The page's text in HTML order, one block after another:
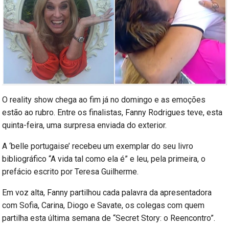
O reality show chega ao fim já no domingo e as emoções
estão ao rubro. Entre os finalistas, Fanny Rodrigues teve, esta
quinta-feira, uma surpresa enviada do exterior.
A ‘belle portugaise’ recebeu um exemplar do seu livro
bibliográfico “A vida tal como ela é” e leu, pela primeira, o
prefácio escrito por Teresa Guilherme.
Em voz alta, Fanny partilhou cada palavra da apresentadora
com Sofia, Carina, Diogo e Savate, os colegas com quem
partilha esta última semana de “Secret Story: o Reencontro”.